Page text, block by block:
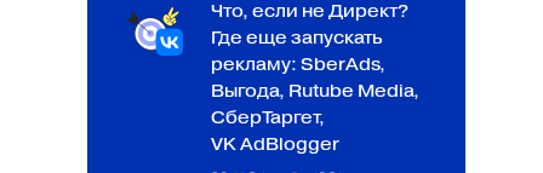
Что, если не Директ?
Где еще запускать
рекламу: SberAds,
Выгода, Rutube Media,
СберТаргет,
VK AdBlogger